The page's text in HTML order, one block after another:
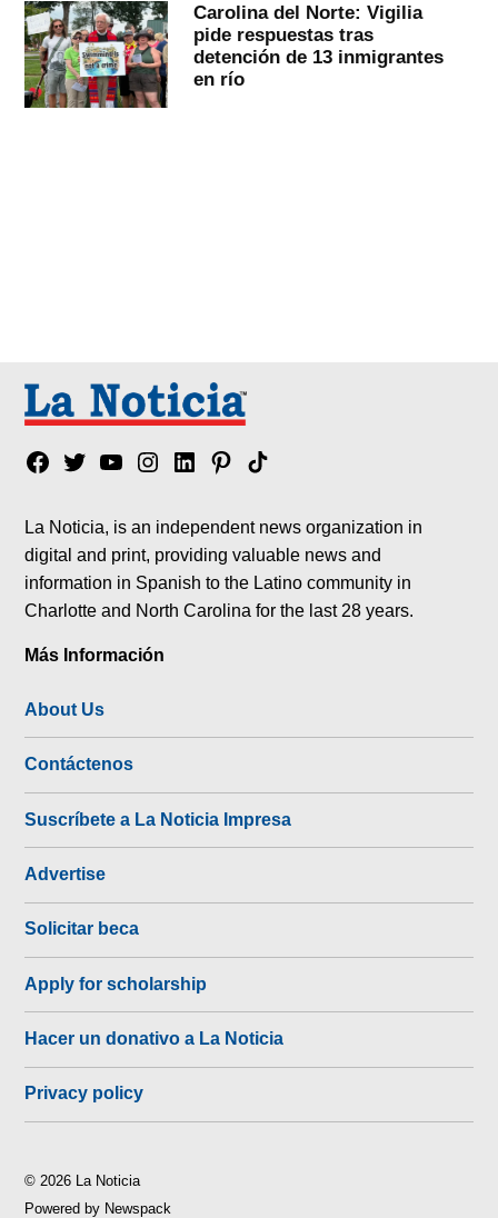
Carolina del Norte: Vigilia
pide respuestas tras
detención de 13 inmigrantes
en río
Facebook
TwitterYouTubeInstagram
LinkedinPinterest
Tik
La Noticia, is an independent news organization in
digital and print, providing valuable news and
information in Spanish to the Latino community in
Charlotte and North Carolina for the last 28 years.
Más Información
About Us
Contáctenos
Suscríbete a La Noticia Impresa
Advertise
Solicitar beca
Apply for scholarship
Hacer un donativo a La Noticia
Privacy policy
© 2026 La Noticia
Powered by Newspack